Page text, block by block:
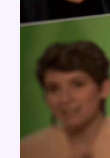
Aucun concours pour le moment